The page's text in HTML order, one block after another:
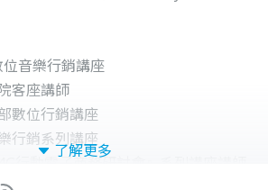
音樂行銷講座
客座講師
數位行銷講座
行銷系列講座
行動電子商務研討會』系列講座講師
了解更多